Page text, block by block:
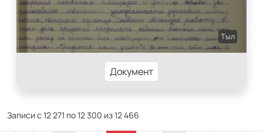
Тыл
Документ
Записи с 12 271 по 12 300 из 12 466